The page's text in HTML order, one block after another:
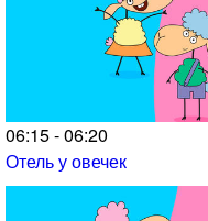
06:15 - 06:20
Отель у овечек